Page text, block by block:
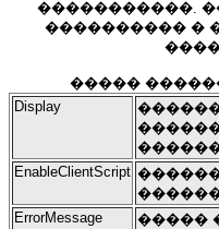
�����������.
���������� �
�����
Display
EnableClientScript
ErrorMessage
�����